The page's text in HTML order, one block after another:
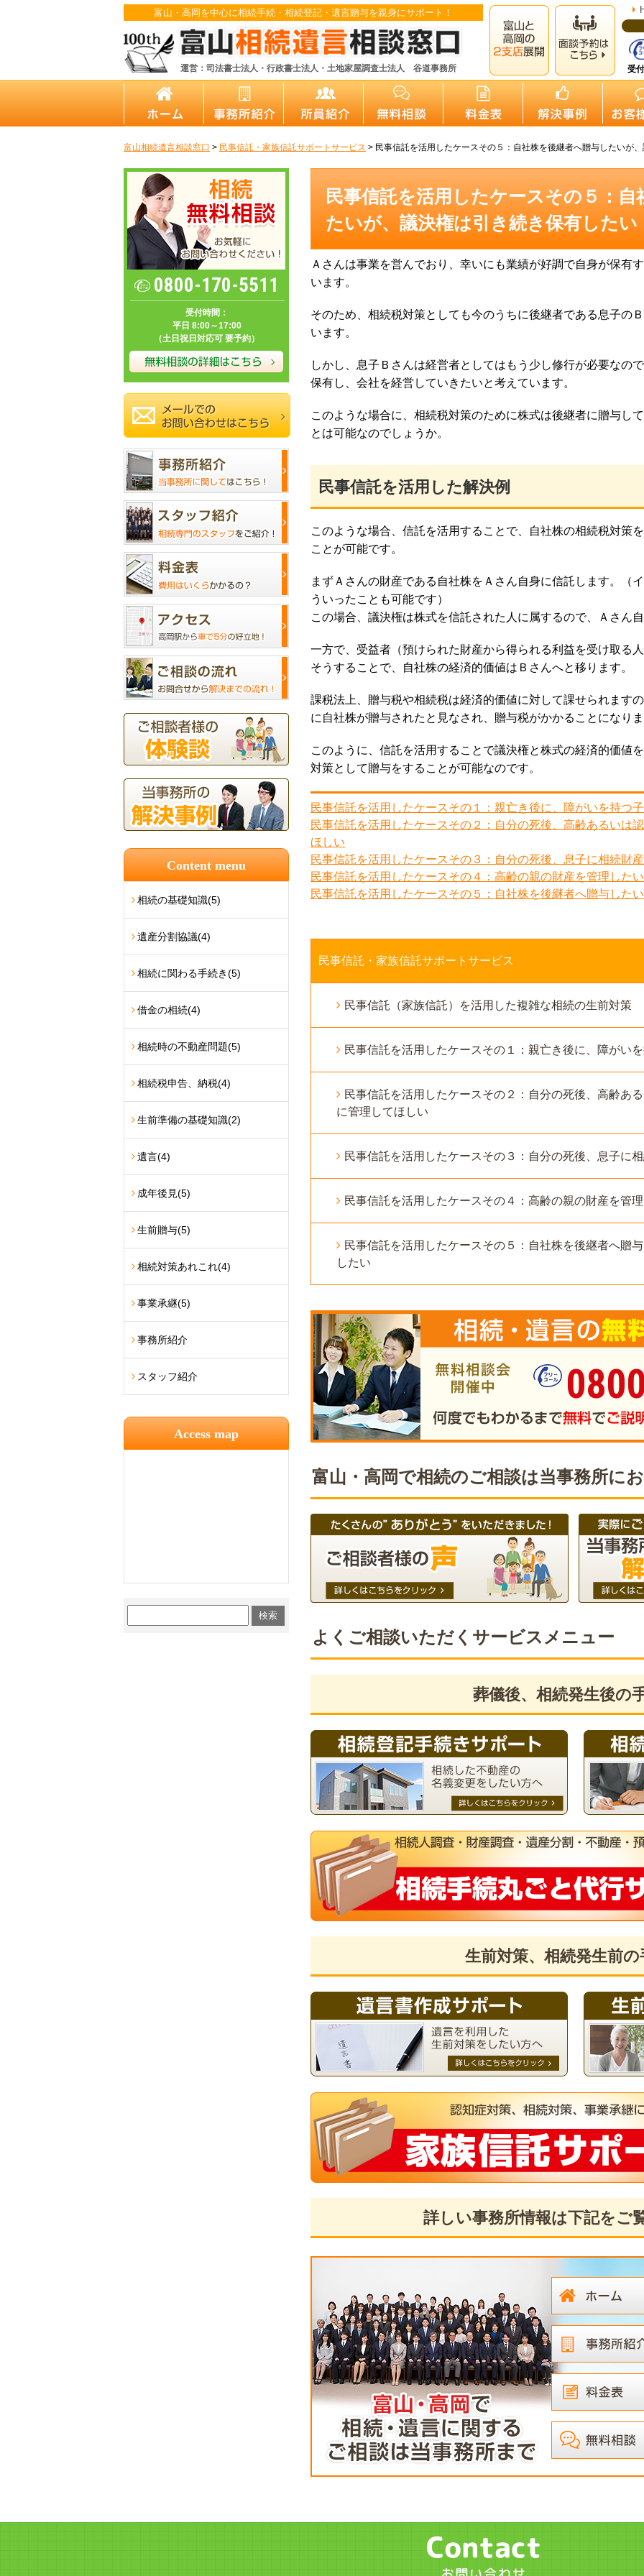
富山・高岡を中心に相続手続・相続登記・遺言贈与を親身にサポート！
運営：司法書士法人・行政書士法人・土地家屋調査士法人 谷道事務所 受
富山相続遺言相談窓口 > 民事信託・家族信託サポートサービス > 民事信託を活用したケースその５：自社株を後継者へ贈与したいが
民事信託を活用したケースその５：
たいが、議決権は引き続き保有したい
Ａさんは事業を営んでおり、幸いにも業績が好調で自身が保有
います。
そのため、相続税対策としても今のうちに後継者である息子の
います。
しかし、息子Ｂさんは経営者としてはもう少し修行が必要なの
保有し、会社を経営していきたいと考えています。
このような場合に、相続税対策のために株式は後継者に贈与し
とは可能なのでしょうか。
民事信託を活用した解決例
このような場合、信託を活用することで、自社株の相続税対策
ことが可能です。
まずＡさんの財産である自社株をＡさん自身に信託します。（
ういったことも可能です）
この場合、議決権は株式を信託された人に属するので、Ａさん
一方で、受益者（預けられた財産から得られる利益を受け取る
そうすることで、自社株の経済的価値はＢさんへと移ります。
課税法上、贈与税や相続税は経済的価値に対して課せられます
に自社株が贈与されたと見なされ、贈与税がかかることになり
このように、信託を活用することで議決権と株式の経済的価値
対策として贈与をすることが可能なのです。
民事信託を活用したケースその１：親亡き後に、障がいを持つ
民事信託を活用したケースその２：自分の死後、高齢あるいは
ほしい
民事信託を活用したケースその３：自分の死後、息子に相続財
民事信託を活用したケースその４：高齢の親の財産を管理したい
民事信託を活用したケースその５：自社株を後継者へ贈与した
民事信託・家族信託サポートサービス
民事信託（家族信託）を活用した複雑な相続の生前対策
民事信託を活用したケースその１：親亡き後に、障がい
民事信託を活用したケースその２：自分の死後、高齢あ
に管理してほしい
民事信託を活用したケースその３：自分の死後、息子に
民事信託を活用したケースその４：高齢の親の財産を管
民事信託を活用したケースその５：自社株を後継者へ贈
したい
富山・高岡で相続のご相談は当事務所に
よくご相談いただくサービスメニュー
葬儀後、相続発生後の
生前対策、相続発生前
詳しい事務所情報は下記をご
0800-170-5511
受付時間：
平日 8:00～17:00
（土日祝日対応可 要予約）
Content menu
相続の基礎知識(5)
遺産分割協議(4)
相続に関わる手続き(5)
借金の相続(4)
相続時の不動産問題(5)
相続税申告、納税(4)
生前準備の基礎知識(2)
遺言(4)
成年後見(5)
生前贈与(5)
相続対策あれこれ(4)
事業承継(5)
事務所紹介
スタッフ紹介
Access map